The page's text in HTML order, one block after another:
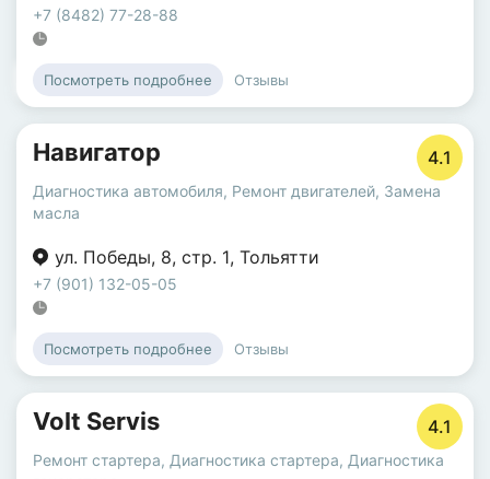
+7 (8482) 77-28-88
Посмотреть подробнее Отзывы
Навигатор 4.1
Диагностика автомобиля, Ремонт двигателей, Замена
масла
ул. Победы, 8, стр. 1, Тольятти
+7 (901) 132-05-05
Посмотреть подробнее Отзывы
Volt Servis 4.1
Ремонт стартера, Диагностика стартера, Диагностика